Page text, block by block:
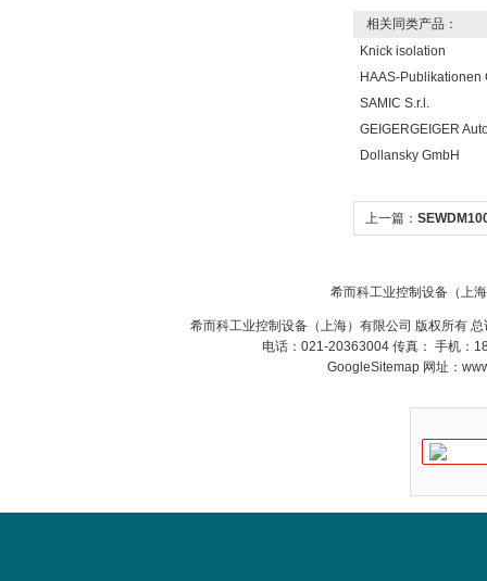
相关同类产品：
Knick isolation
HAAS-Publikationen
SAMIC S.r.l.
GEIGERGEIGER
Dollansky GmbH
上一篇：
希而科工业控制设备（上
希而科工业控制设备（上海）有限公司 版权所有
电话：021-20363004 传真： 手机：
GoogleSitemap网址：